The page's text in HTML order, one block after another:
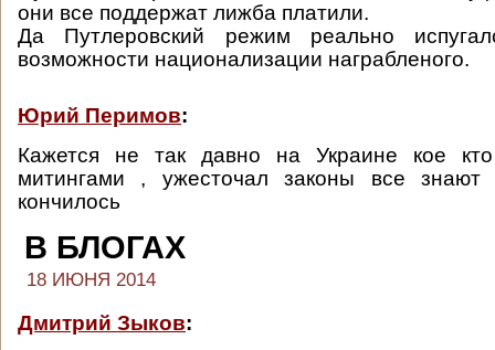
они все поддержат лижба платили.
Да Путлеровский режим реально
возможности национализации награбленого.
Юрий Перимов:
Кажется не так давно на Украине кое
митингами , ужесточал законы все знают
кончилось
В БЛОГАХ
18 ИЮНЯ 2014
Дмитрий Зыков: